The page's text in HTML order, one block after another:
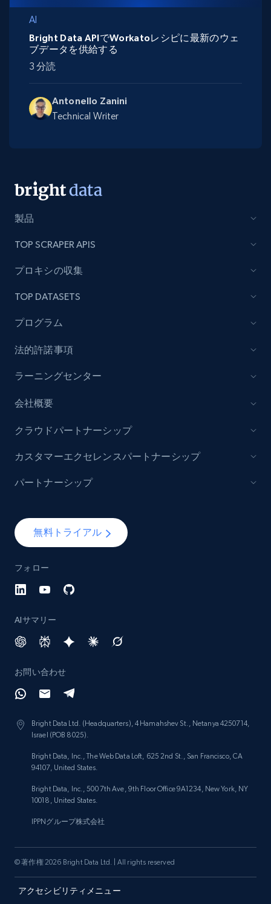
AI
Antonello Zanini
Technical Writer
Bright Data APIでWorkatoレシピに最新のウェ
ブデータを供給する
3 分読
製品
TOP SCRAPER APIS
プロキシの収集
TOP DATASETS
プログラム
法的許諾事項
ラーニングセンター
会社概要
無料トライアル
フォロー
AIサマリー
お問い合わせ
Bright Data Ltd. (Headquarters), 4 Hamahshev St., Netanya 4250714,
Israel (POB 8025).
Bright Data, Inc., The Web Data Loft, 625 2nd St., San Francisco, CA
94107, United States.
Bright Data, Inc., 500 7th Ave, 9th Floor Office 9A1234, New York, NY
10018, United States.
IPPNグループ株式会社
クラウドパートナーシップ
カスタマーエクセレンスパートナーシップ
パートナーシップ
アクセシビリティメニュー
© 著作権 2026 Bright Data Ltd. | All rights reserved